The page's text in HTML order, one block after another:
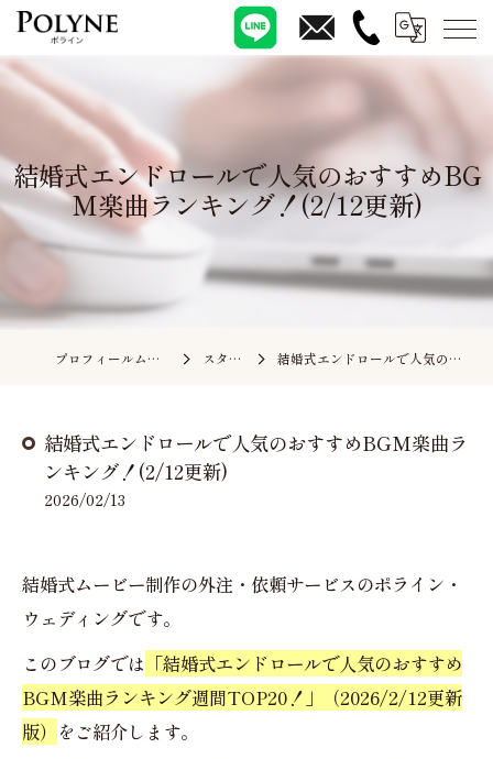
結婚式エンドロールで人気のおすすめBG
M楽曲ランキング！(2/12更新)
プロフィールムービーの依頼ならポライン スタッフブログ 結婚式エンドロールで人気のおすすめBGM楽曲ランキング！(2/12更新)
結婚式エンドロールで人気のおすすめBGM楽曲ラ
ンキング！(2/12更新)
2026/02/13
結婚式ムービー制作の外注・依頼サービスのポライン・
ウェディングです。
このブログでは 「結婚式エンドロールで人気のおすすめ
BGM楽曲ランキング週間TOP20！」（2026/2/12更新
版） をご紹介します。